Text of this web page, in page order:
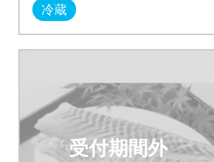
冷蔵
受付期間外